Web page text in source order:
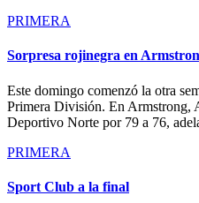
PRIMERA
Sorpresa rojinegra en
Este domingo comenzó la otra
Primera División. En Armstrong,
Deportivo Norte por 79 a 76,
PRIMERA
Sport Club a la final